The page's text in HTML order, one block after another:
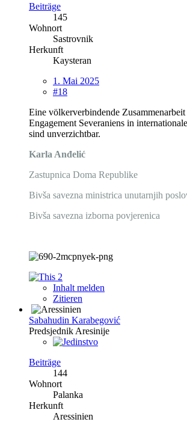
Beiträge
145
Wohnort
Sastrovnik
Herkunft
Kaysteran
1. Mai 2025
#18
Eine völkerverbindende
Engagement Severaniens in
sind unverzichtbar.
Karla Anđelić
Zastupnica Doma Republike
Bivša savezna ministrica unutarnjih
Bivša savezna izborna povjerenica
2
Inhalt melden
Zitieren
Sabahudin Karabegović
Predsjednik Aresinije
Beiträge
144
Wohnort
Palanka
Herkunft
Aressinien